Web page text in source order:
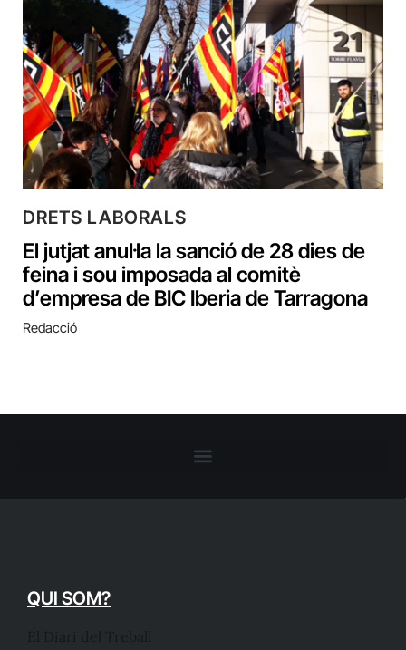
DRETS LABORALS
El jutjat anul·la la sanció de 28 dies de
feina i sou imposada al comitè
d’empresa de BIC Iberia de Tarragona
Redacció
QUI SOM?